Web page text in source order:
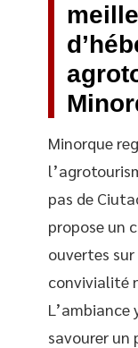
Minorque
pas de
propose un
ouvertes
convivialité
L’ambiance
savourer un